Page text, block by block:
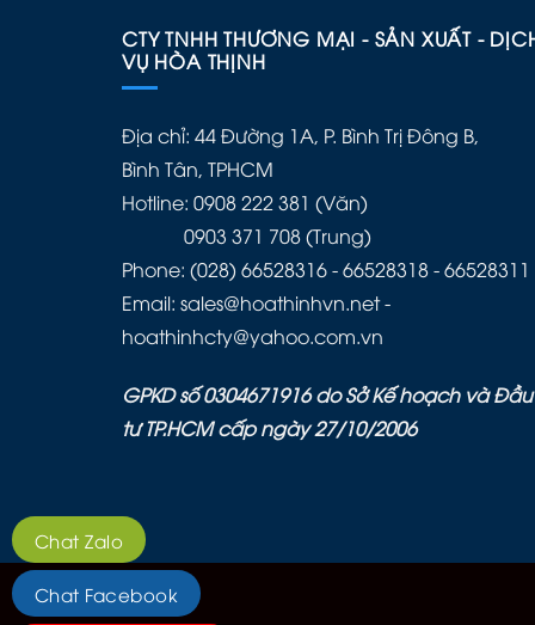
CTY TNHH THƯƠNG MẠI - SẢN XUẤT -
VỤ HÒA THỊNH
Địa chỉ: 44 Đường 1A, P. Bình Trị Đông B,
Bình Tân, TPHCM
Hotline: 0908 222 381 (Văn)
0903 371 708 (Trung)
Phone: (028) 66528316 - 66528318 - 66528311
Email: sales@hoathinhvn.net -
hoathinhcty@yahoo.com.vn
GPKD số 0304671916 do Sở Kế hoạch và Đầu
tư TP.HCM cấp ngày 27/10/2006
Chat Zalo
Chat Facebook